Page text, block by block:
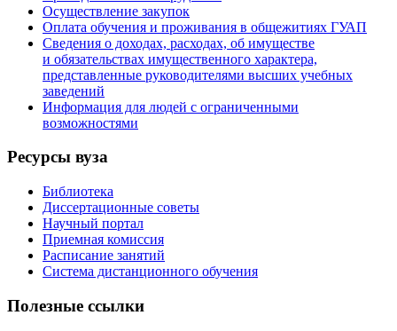
Осуществление закупок
Оплата обучения и проживания в общежитиях ГУАП
Сведения о доходах, расходах, об имуществе
и обязательствах имущественного характера,
представленные руководителями высших учебных
заведений
Информация для людей с ограниченными
возможностями
Ресурсы вуза
Библиотека
Диссертационные советы
Научный портал
Приемная комиссия
Расписание занятий
Система дистанционного обучения
Полезные ссылки